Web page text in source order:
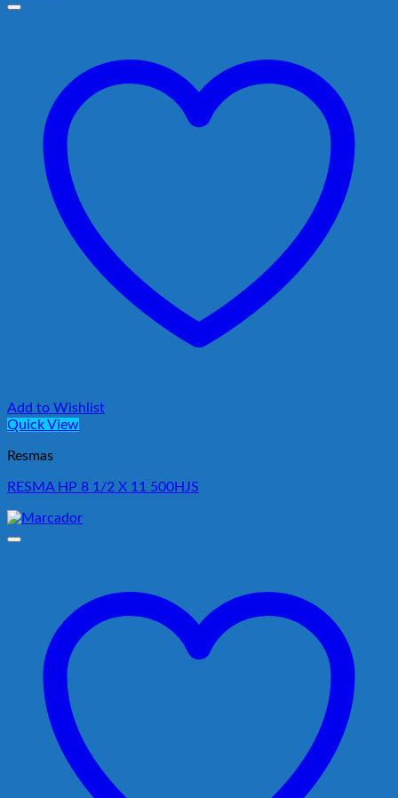
Add to Wishlist
Quick View
Resmas
RESMA HP 8 1/2 X 11 500HJS